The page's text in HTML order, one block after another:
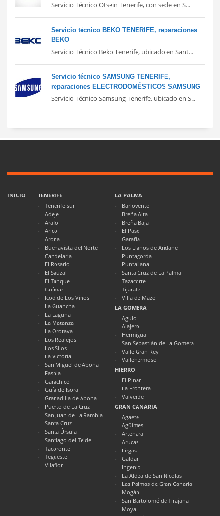
Servicio Técnico Otsein Tenerife, con sede en S...
Servicio técnico BEKO TENERIFE, reparaciones
BEKO
Servicio Técnico Beko Tenerife, ubicado en Sant...
Servicio técnico SAMSUNG TENERIFE,
reparaciones ELECTRODOMÉSTICOS SAMSUNG
Servicio Técnico Samsung Tenerife, ubicado en S...
INICIO
TENERIFE
Tenerife sur
Adeje
Arafo
Arico
Arona
Buenavista del Norte
Candelaria
El Rosario
El Sauzal
El Tanque
Güímar
Icod de Los Vinos
La Guancha
La Laguna
La Matanza
La Orotava
Los Realejos
Los Silos
La Victoria
San Miguel de Abona
Fasnia
Garachico
Guía de Isora
Granadilla de Abona
Puerto de La Cruz
San Juan de La Rambla
Santa Cruz
Santa Úrsula
Santiago del Teide
Tacoronte
Tegueste
Vilaflor
LA PALMA
Barlovento
Breña Alta
Breña Baja
El Paso
Garafía
Los Llanos de Aridane
Puntagorda
Puntallana
Santa Cruz de La Palma
Tazacorte
Tijarafe
Villa de Mazo
LA GOMERA
Agulo
Alajero
Hermigua
San Sebastián de La Gomera
Valle Gran Rey
Vallehermoso
HIERRO
El Pinar
La Frontera
Valverde
GRAN CANARIA
Agaete
Agüimes
Artenara
Arucas
Firgas
Galdar
Ingenio
La Aldea de San Nicolas
Las Palmas de Gran Canaria
Mogán
San Bartolomé de Tirajana
Moya